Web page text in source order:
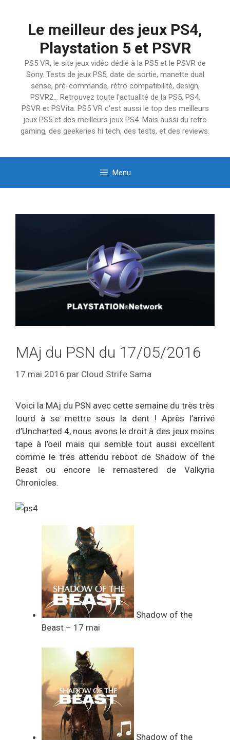
Le meilleur des jeux PS4,
Playstation 5 et PSVR
PS5 VR, le site jeux vidéo dédié à la PS5 et le PSVR de
Sony. Tests de jeux PS5, date de sortie, manette dual
sense, pré-commande, rétro compatibilité, design,
PSVR2… Retrouvez toute l'actualité de la PS5, PS4,
PSVR et PSVita. PS5 VR c'est aussi le top des meilleurs
jeux PS5 et des meilleurs jeux PS4. Mais aussi du retro
gaming, des geekeries hi tech, des tests, et des reviews.
Menu
MAj du PSN du 17/05/2016
17 mai 2016 par Cloud Strife Sama
Voici la MAj du PSN avec cette semaine du très très
lourd à se mettre sous la dent ! Après l’arrivé
d’Uncharted 4, nous avons le droit à des jeux moins
tape à l’oeil mais qui semble tout aussi excellent
comme le très attendu reboot de Shadow of the
Beast ou encore le remastered de Valkyria
Chronicles.
Shadow of the
Beast – 17 mai
Shadow of the